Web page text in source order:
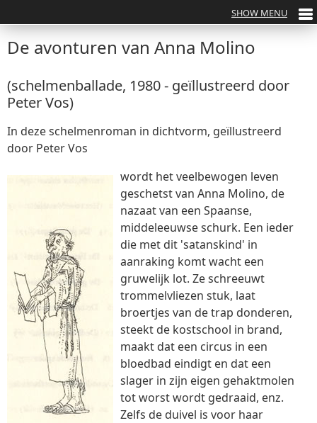
De avonturen van Anna Molino
(schelmenballade, 1980 - geïllustreerd door
Peter Vos)
In deze schelmenroman in dichtvorm, geïllustreerd
door Peter Vos
wordt het veelbewogen leven
geschetst van Anna Molino, de
nazaat van een Spaanse,
middeleeuwse schurk. Een ieder
die met dit 'satanskind' in
aanraking komt wacht een
gruwelijk lot. Ze schreeuwt
trommelvliezen stuk, laat
broertjes van de trap donderen,
steekt de kostschool in brand,
maakt dat een circus in een
bloedbad eindigt en dat een
slager in zijn eigen gehaktmolen
tot worst wordt gedraaid, enz.
Zelfs de duivel is voor haar